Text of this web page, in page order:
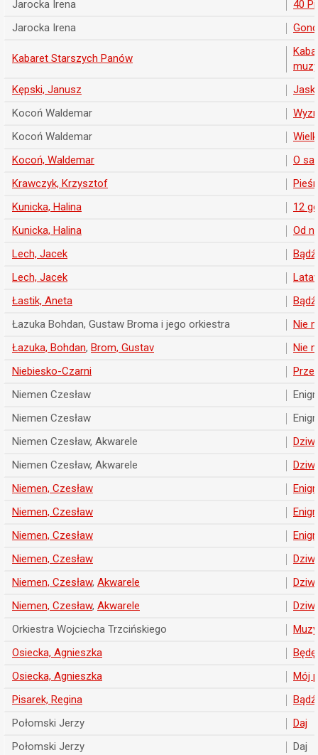
Jarocka Irena
40
Jarocka Irena
Kabaret Starszych Panów
Kępski, Janusz
Kocoń Waldemar
Kocoń Waldemar
Kocoń, Waldemar
O
Krawczyk, Krzysztof
Kunicka, Halina
12
Kunicka, Halina
Od
Lech, Jacek
Lech, Jacek
Łastik, Aneta
Łazuka Bohdan, Gustaw Broma i jego orkiestra
Nie
Łazuka, Bohdan, Brom, Gustav
Nie
Niebiesko-Czarni
Niemen Czesław
Niemen Czesław
Niemen Czesław, Akwarele
Niemen Czesław, Akwarele
Niemen, Czesław
Niemen, Czesław
Niemen, Czesław
Niemen, Czesław
Niemen, Czesław, Akwarele
Niemen, Czesław, Akwarele
Orkiestra Wojciecha Trzcińskiego
Osiecka, Agnieszka
Osiecka, Agnieszka
Mój
Pisarek, Regina
Połomski Jerzy
Daj
Połomski Jerzy
Daj